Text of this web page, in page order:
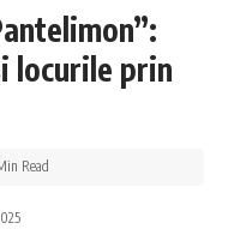
locurile prin
Read